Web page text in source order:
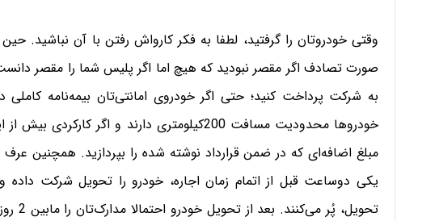
وقتی خودرو‌تان را گرفتید، لطفا به فکر کارواش رفتن با آن نباشید.
صورت تصادف اگر مقصر نبودید که هیچ اما اگر پلیس شما را مقصر
به شرکت پرداخت کنید؛ حتی اگر خودروی امانتی‌تان بیمه‌نامه کاملی
خودروها محدودیت مسافت 200کیلومتری دارند و اگر
مبلغ اضافه‌ای که در ضمن قرارداد نوشته شده را بپردازید. همچنین عرف
یکی دوساعت قبل از اتمام زمان اجاره، خودرو را تحویل شرکت